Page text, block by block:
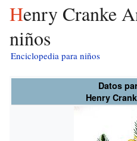
Henry Cranke Andrews para
niños
Enciclopedia para niños
Datos
Henry